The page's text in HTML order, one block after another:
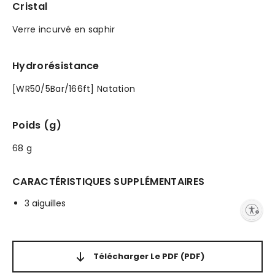
Cristal
Verre incurvé en saphir
Hydrorésistance
[WR50/5Bar/166ft] Natation
Poids (g)
68 g
CARACTÉRISTIQUES SUPPLÉMENTAIRES
3 aiguilles
Télécharger Le PDF (PDF)